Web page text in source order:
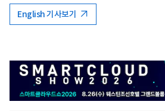
English 기사보기